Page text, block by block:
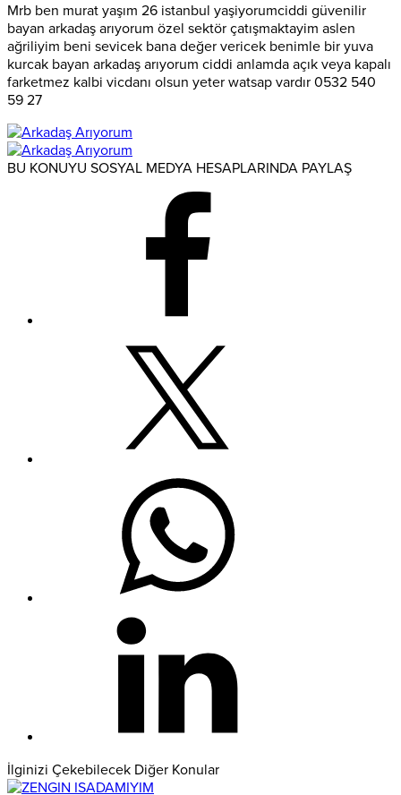
Mrb ben murat yaşım 26 istanbul yaşiyorumciddi güvenilir
bayan arkadaş arıyorum özel sektör çatışmaktayim aslen
ağriliyim beni sevicek bana değer vericek benimle bir yuva
kurcak bayan arkadaş arıyorum ciddi anlamda açık veya kapalı
farketmez kalbi vicdanı olsun yeter watsap vardır 0532 540
59 27
BU KONUYU SOSYAL MEDYA HESAPLARINDA PAYLAŞ
İlginizi Çekebilecek Diğer Konular